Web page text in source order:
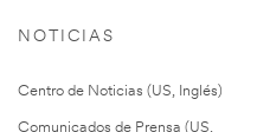
NOTICIAS
Centro de Noticias (US, Inglés)
Comunicados de Prensa (US,